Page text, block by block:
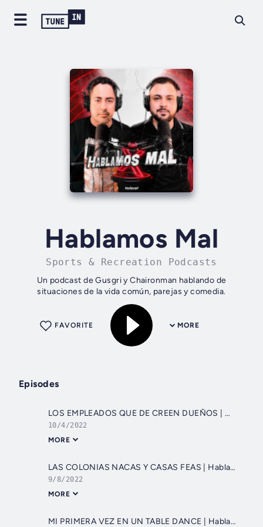
Hablamos Mal
Sports & Recreation Podcasts
Un podcast de Gusgri y Chaironman hablando de
situaciones de la vida común, parejas y comedia.
MORE
FAVORITE
Episodes
LOS EMPLEADOS QUE DE CREEN DUEÑOS | Hablamos Mal #26
10/4/2022
MORE
LAS COLONIAS NACAS Y CASAS FEAS | Hablamos Mal #25
9/8/2022
MORE
MI PRIMERA VEZ EN UN TABLE DANCE | Hablamos Mal #24